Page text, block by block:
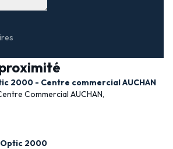
2000 - Centre commercial AUCHAN
Commercial AUCHAN,
2000